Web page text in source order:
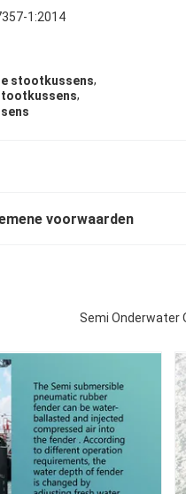
1:2014
stootkussens,
,
voorwaarden
Semi Onderwater